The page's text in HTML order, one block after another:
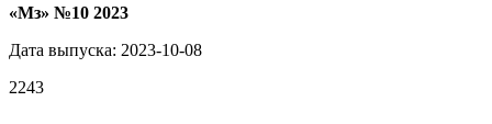
«Мз» №10 2023
Дата выпуска: 2023-10-08
2243